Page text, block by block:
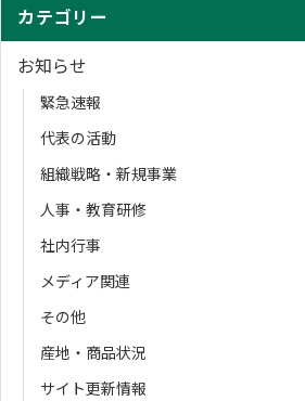
カテゴリー
お知らせ
緊急速報
代表の活動
組織戦略・新規事業
人事・教育研修
社内行事
メディア関連
その他
産地・商品状況
サイト更新情報